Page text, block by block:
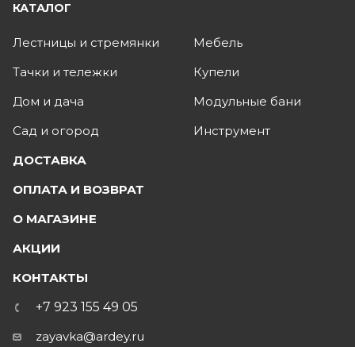
КАТАЛОГ
Лестницы и стремянки
Тачки и тележки
Дом и дача
Сад и огород
Мебель
Купели
Модульные бани
Инструмент
ДОСТАВКА
ОПЛАТА И ВОЗВРАТ
О МАГАЗИНЕ
АКЦИИ
КОНТАКТЫ
+7 923 155 49 05
zayavka@ardey.ru